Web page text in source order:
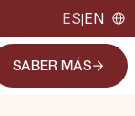
ES|EN
SABER MÁS